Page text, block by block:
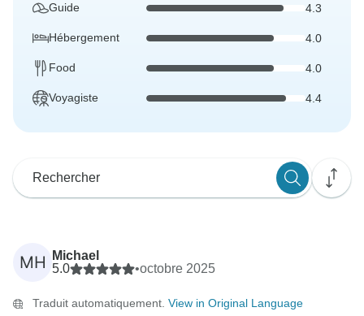
Guide 4.3
Hébergement 4.0
Food 4.0
Voyagiste 4.4
MH
Michael
5.0
•octobre 2025
Traduit automatiquement. View in Original Language